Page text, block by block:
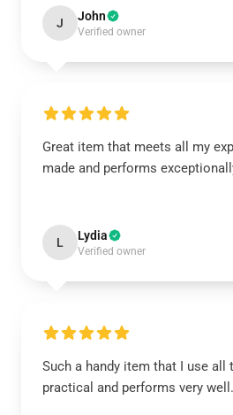
J John
Verified owner
Great item that meets all my
made and performs
L Lydia
Verified owner
Such a handy item that I use all
practical and performs very well.